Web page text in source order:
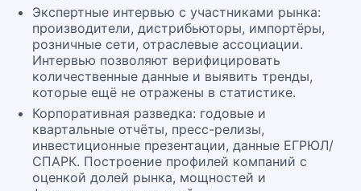
Экспертные интервью с участниками рынка:
производители, дистрибьюторы, импортёры,
розничные сети, отраслевые ассоциации.
Интервью позволяют верифицировать
количественные данные и выявить тренды,
которые ещё не отражены в статистике.
Корпоративная разведка: годовые и
квартальные отчёты, пресс-релизы,
инвестиционные презентации, данные ЕГРЮЛ/
СПАРК. Построение профилей компаний с
оценкой долей рынка, мощностей и